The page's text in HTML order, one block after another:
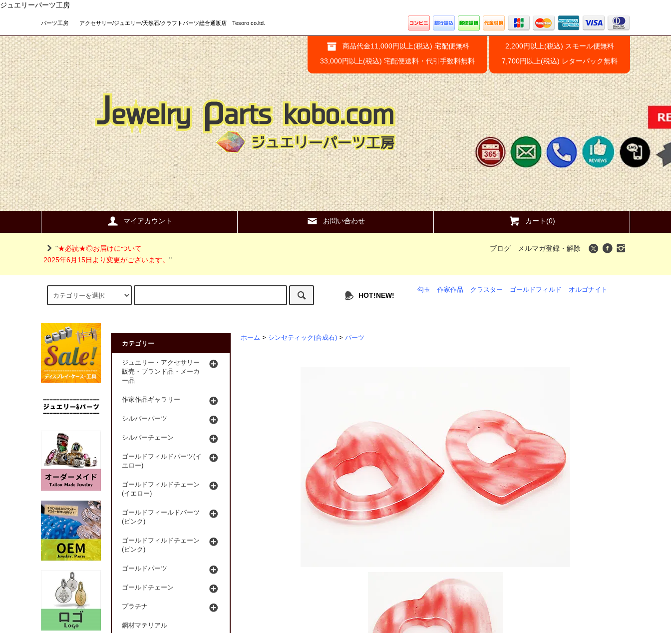
ジュエリーパーツ工房
パーツ工房 アクセサリー/ジュエリー/天然石/クラフトパーツ総合通販店 Tesoro co.ltd.
商品代金11,000円以上(税込) 宅配便無料
33,000円以上(税込) 宅配便送料・代引手数料無料
2,200円以上(税込) スモール便無料
7,700円以上(税込) レターパック無料
マイアカウント お問い合わせ カート(0)
"★必読★◎お届けについて
2025年6月15日より変更がございます。 "
ブログ メルマガ登録・解除
HOT!NEW!
勾玉 作家作品 クラスター ゴールドフィルド オルゴナイト
ホーム > シンセティック(合成石) > パーツ
カテゴリー
ジュエリー・アクセサリー
販売・ブランド品・メーカ
ー品
作家作品ギャラリー
シルバーパーツ
シルバーチェーン
ゴールドフィルドパーツ(イ
エロー)
ゴールドフィルドチェーン
(イエロー)
ゴールドフィールドパーツ
(ピンク)
ゴールドフィルドチェーン
(ピンク)
ゴールドパーツ
ゴールドチェーン
プラチナ
鋼材マテリアル